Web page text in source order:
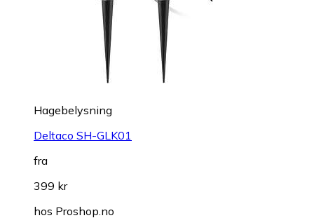
Hagebelysning
Deltaco SH-GLK01
fra
399 kr
hos Proshop.no